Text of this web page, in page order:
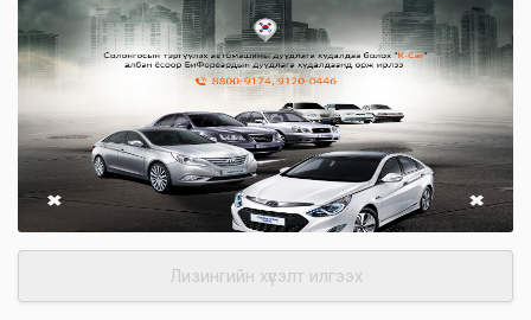
Лизингийн хүсэлт илгээх